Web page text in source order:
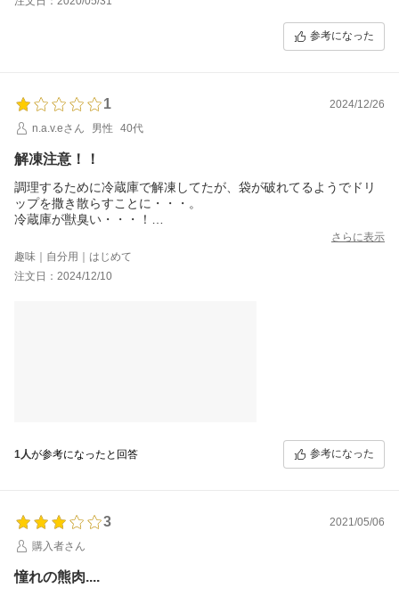
参考になった
1
2024/12/26
n.a.v.eさん
男性 40代
解凍注意！！
調理するために冷蔵庫で解凍してたが、袋が破れてるようでドリ
ップを撒き散らすことに・・・。
冷蔵庫が獣臭い・・・！
全ての食材が獣臭で食欲失せました！
火を通せば良いんだろうけど、冷蔵庫の掃除もしないといけなく
なったので全て処分！！
さらに表示
趣味｜自分用｜はじめて
注文日：2024/12/10
1人が参考になったと回答 参考になった
3
2021/05/06
購入者さん
憧れの熊肉....